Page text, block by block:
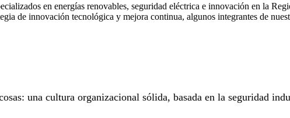
en energías renovables, seguridad eléctrica e innovación en la
de innovación tecnológica y mejora continua, algunos integrantes de
una cultura organizacional sólida, basada en la seguridad